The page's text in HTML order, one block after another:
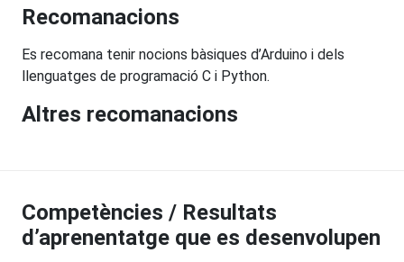
Recomanacions
Es recomana tenir nocions bàsiques d’Arduino i dels
llenguatges de programació C i Python.
Altres recomanacions
Competències / Resultats
d’aprenentatge que es desenvolupen